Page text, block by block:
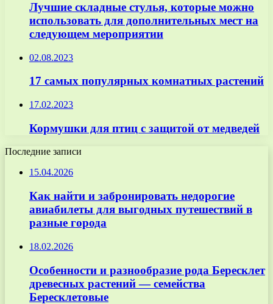
Лучшие складные стулья, которые можно
использовать для дополнительных мест на
следующем мероприятии
02.08.2023
17 самых популярных комнатных растений
17.02.2023
Кормушки для птиц с защитой от медведей
Последние записи
15.04.2026
Как найти и забронировать недорогие
авиабилеты для выгодных путешествий в
разные города
18.02.2026
Особенности и разнообразие рода Бересклет
древесных растений — семейства
Бересклетовые